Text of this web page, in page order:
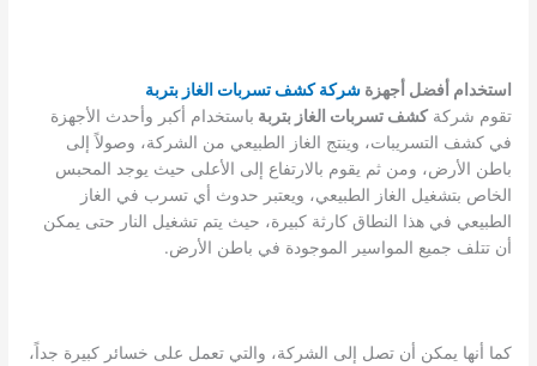
استخدام أفضل أجهزةشركة كشف تسربات الغاز بتربة
تقوم شركةكشف تسربات الغاز بتربة باستخدام أكبر وأحدث الأجهزة
في كشف التسريبات، وينتج الغاز الطبيعي من الشركة، وصولاً إلى
باطن الأرض، ومن ثم يقوم بالارتفاع إلى الأعلى حيث يوجد المحبس
الخاص بتشغيل الغاز الطبيعي، ويعتبر حدوث أي تسرب في الغاز
الطبيعي في هذا النطاق كارثة كبيرة، حيث يتم تشغيل النار حتى يمكن
أن تتلف جميع المواسير الموجودة في باطن الأرض.
كما أنها يمكن أن تصل إلى الشركة، والتي تعمل على خسائر كبيرة جداً،